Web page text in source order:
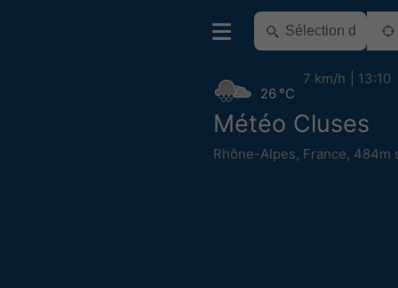
Météo Cluses
Rhône-Alpes, France, 484m
26 °C
7 km/h 13:10